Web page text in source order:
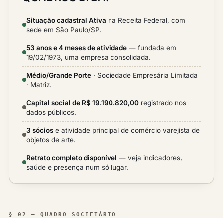
Situação cadastral Ativa na Receita Federal, com
sede em São Paulo/SP.
53 anos e 4 meses de atividade — fundada em
19/02/1973, uma empresa consolidada.
Médio/Grande Porte · Sociedade Empresária Limitada
· Matriz.
Capital social de R$ 19.190.820,00 registrado nos
dados públicos.
3 sócios e atividade principal de comércio varejista de
objetos de arte.
Retrato completo disponível — veja indicadores,
saúde e presença num só lugar.
§ 02 — QUADRO SOCIETÁRIO